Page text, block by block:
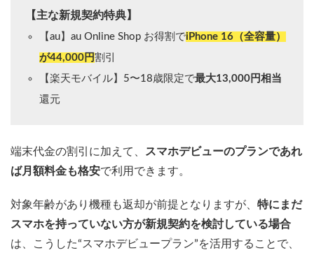
【主な新規契約特典】
【au】au Online Shop お得割でiPhone 16（全容量）
が44,000円割引
【楽天モバイル】5〜18歳限定で最大13,000円相当
還元
端末代金の割引に加えて、
スマホデビューのプランであれ
ば月額料金も格安で利用できます。
対象年齢があり機種も返却が前提となりますが、 特にまだ
スマホを持っていない方が新規契約を検討している場合
は、こうした“スマホデビュープラン”を活用することで、